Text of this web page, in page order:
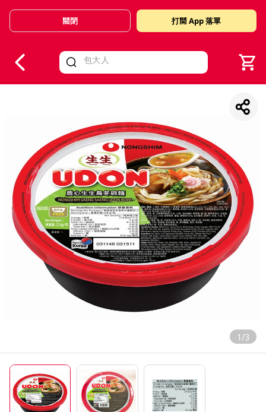
Valid Until 30 June 2026
關閉 打開 App 落單
1/3